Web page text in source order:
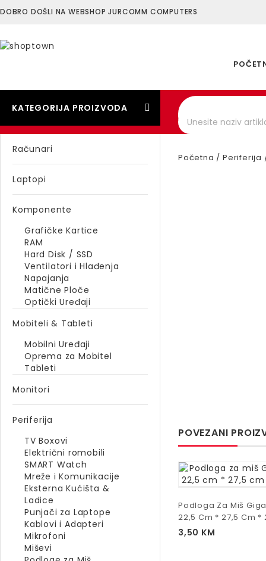
DOBRO DOŠLI NA WEBSHOP JURCOMM COMPUTERS
KATEGORIJA PROIZVODA
Računari
Laptopi
Komponente
Grafičke Kartice
RAM
Hard Disk / SSD
Ventilatori i Hlađenja
Napajanja
Matične Ploče
Optički Uređaji
Mobiteli & Tableti
Mobilni Uređaji
Oprema za Mobitel
Tableti
Monitori
Periferija
TV Boxovi
Električni romobili
SMART Watch
Mreže i Komunikacije
Eksterna Kućišta &
Ladice
Punjači za Laptope
Kablovi i Adapteri
Mikrofoni
Miševi
Početna /Periferija
POVEZANI
Podloga Za Miš
22,5 Cm * 27,5 Cm *
3,50 KM